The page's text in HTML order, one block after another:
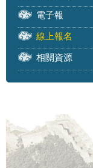
電子報
線上報名
相關資源